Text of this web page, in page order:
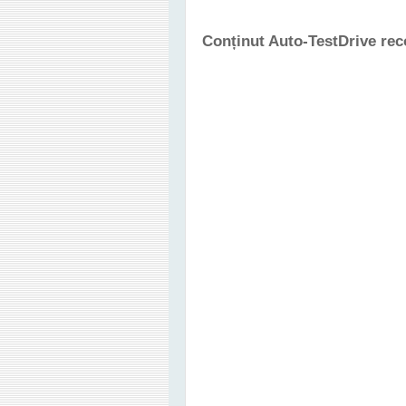
Conținut Auto-TestDrive